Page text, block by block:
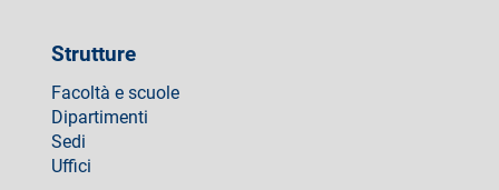
Strutture
Facoltà e scuole
Dipartimenti
Sedi
Uffici